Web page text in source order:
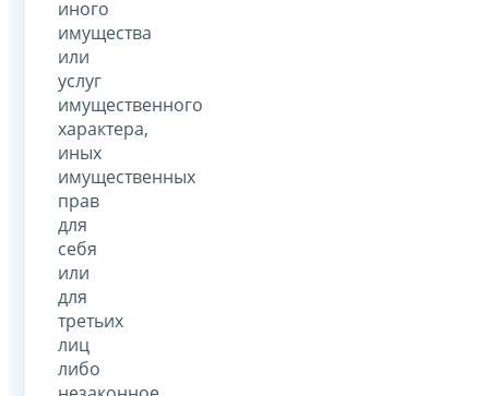
иного
имущества
или
услуг
имущественного
характера,
иных
имущественных
прав
для
себя
или
для
третьих
лиц
либо